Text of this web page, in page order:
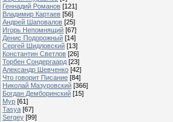
Геннадий Романов [121]
Владимир Картаев [56]
Андрей Шаповалов [25]
Игорь Непомнящий [67]
Денис Подорожный [14]
Сергей Шидловский [13]
Константин Светлов [26]
Торбен Сондергаард [23]
Александр Шевченко [42]
Что говорит Писание [84]
Николай Мазуровский [366]
Богдан Демборинский [15]
Мур [61]
Tasya [67]
Sergey [99]